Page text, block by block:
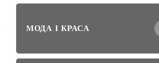
МОДА І КРАСА